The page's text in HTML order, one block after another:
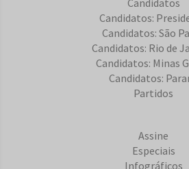
Candidatos:
Candidatos: São
Candidatos: Rio de
Candidatos: Minas
Candidatos:
Partidos
Assine
Especiais
Infográficos